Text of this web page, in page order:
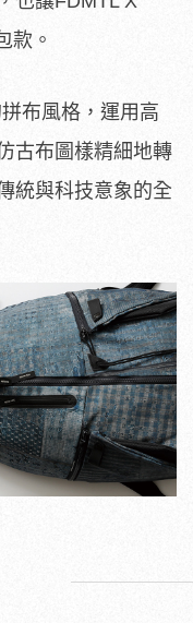
款。
布風格，運用高
古布圖樣精細地轉
統與科技意象的全